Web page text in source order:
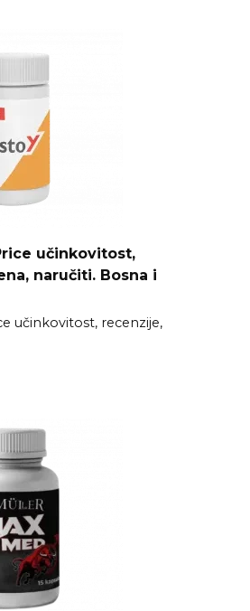
učinkovitost,
naručiti. Bosna i
učinkovitost, recenzije,